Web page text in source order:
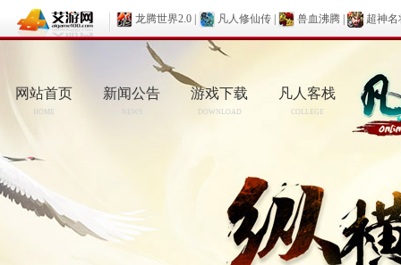
龙腾世界2.0 凡人修仙传 兽血沸腾 超神名
网站首页
HOME
新闻公告
NEWS
游戏下载
DOWNLOAD
凡人客栈
COLLEGE